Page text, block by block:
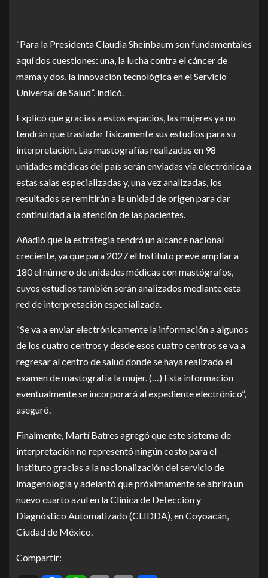
“Para la Presidenta Claudia Sheinbaum son fundamentales
aquí dos cuestiones: una, la lucha contra el cáncer de
mama y dos, la innovación tecnológica en el Servicio
Universal de Salud”, indicó.
Explicó que gracias a estos espacios, las mujeres ya no
tendrán que trasladar físicamente sus estudios para su
interpretación. Las mastografías realizadas en 98
unidades médicas del país serán enviadas vía electrónica a
estas salas especializadas y, una vez analizadas, los
resultados se remitirán a la unidad de origen para dar
continuidad a la atención de las pacientes.
Añadió que la estrategia tendrá un alcance nacional
creciente, ya que para 2027 el Instituto prevé ampliar a
180 el número de unidades médicas con mastógrafos,
cuyos estudios también serán analizados mediante esta
red de interpretación especializada.
“Se va a enviar electrónicamente la información a algunos
de los cuatro centros y desde esos cuatro centros se va a
regresar al centro de salud donde se haya realizado el
examen de mastografía la mujer. (…) Esta información
eventualmente se incorporará al expediente electrónico”,
aseguró.
Finalmente, Martí Batres agregó que este sistema de
interpretación no representó ningún costo para el
Instituto gracias a la nacionalización del servicio de
imagenología y adelantó que próximamente se abrirá un
nuevo cuarto azul en la Clínica de Detección y
Diagnóstico Automatizado (CLIDDA), en Coyoacán,
Ciudad de México.
Compartir: